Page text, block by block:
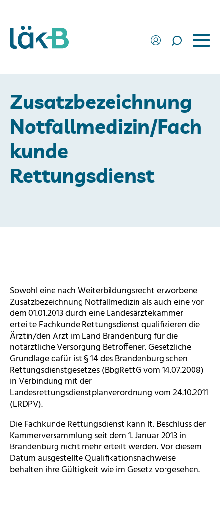
Zusatzbezeichnung
Notfallmedizin/Fach
kunde
Rettungsdienst
Sowohl eine nach Weiterbildungsrecht erworbene
Zusatzbezeichnung Notfallmedizin als auch eine vor
dem 01.01.2013 durch eine Landesärztekammer
erteilte Fachkunde Rettungsdienst qualifizieren die
Ärztin/den Arzt im Land Brandenburg für die
notärztliche Versorgung Betroffener. Gesetzliche
Grundlage dafür ist § 14 des Brandenburgischen
Rettungsdienstgesetzes (BbgRettG vom 14.07.2008)
in Verbindung mit der
Landesrettungsdienstplanverordnung vom 24.10.2011
(LRDPV).
Die Fachkunde Rettungsdienst kann lt. Beschluss der
Kammerversammlung seit dem 1. Januar 2013 in
Brandenburg nicht mehr erteilt werden. Vor diesem
Datum ausgestellte Qualifikationsnachweise
behalten ihre Gültigkeit wie im Gesetz vorgesehen.